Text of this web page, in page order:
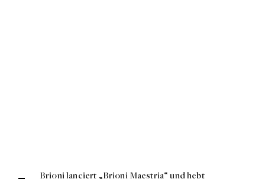
Brioni lanciert „Brioni Maestria“ und hebt